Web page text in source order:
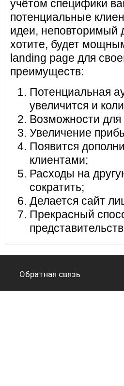
учётом специфики
потенциальные
идеи, неповторимый
хотите, будет
landing page для
преимуществ:
Потенциальная
увеличится и
Возможности для
Увеличение
Появится
клиентами;
Расходы на
сократить;
Делается сайт
Прекрасный
Обратная связь